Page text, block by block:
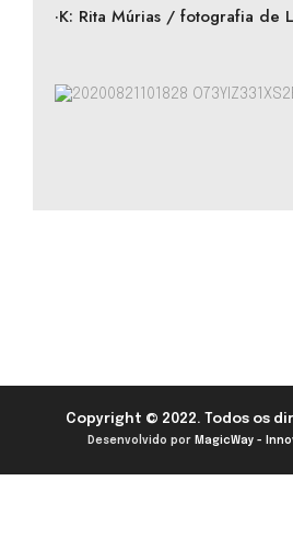
·K: Rita Múrias / fotografia de
Copyright © 2022. Todos os
Desenvolvido por MagicWay -